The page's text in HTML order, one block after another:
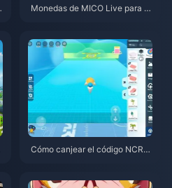
Monedas de MICO Live para M
Cómo canjear el código NCRC